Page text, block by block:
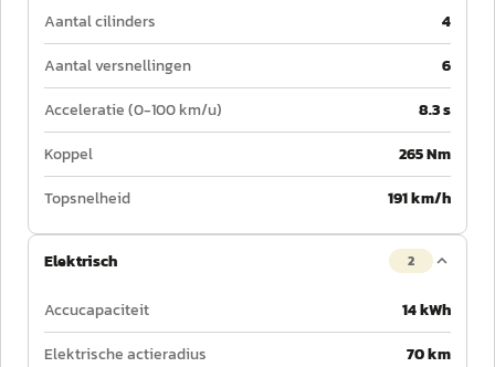
Aantal cilinders
4
Aantal versnellingen
6
Acceleratie (0-100 km/u)
8.3 s
Koppel
265 Nm
Topsnelheid
191 km/h
Elektrisch 2
Accucapaciteit
14 kWh
Elektrische actieradius
70 km